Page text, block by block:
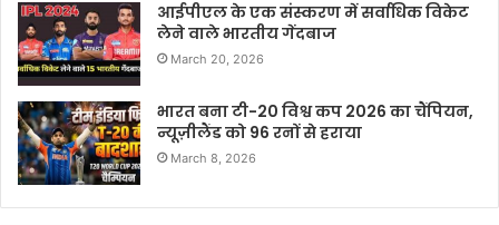
आईपीएल के एक संस्करण में सर्वाधिक विकेट
लेने वाले भारतीय गेंदबाज
March 20, 2026
भारत बना टी-20 विश्व कप 2026 का चैंपियन,
न्यूज़ीलैंड को 96 रनों से हराया
March 8, 2026